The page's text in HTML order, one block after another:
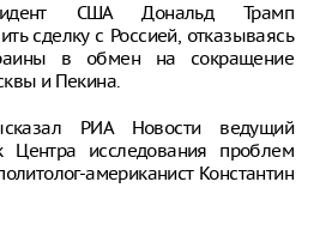
США Дональд Трамп
сделку с Россией, отказываясь
в обмен на сокращение
и Пекина.
РИА Новости ведущий
Центра исследования проблем
американист Константин